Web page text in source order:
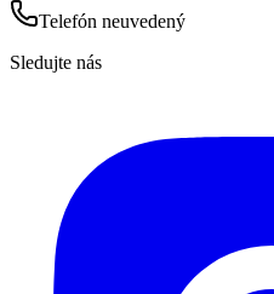
Telefón neuvedený
Sledujte nás